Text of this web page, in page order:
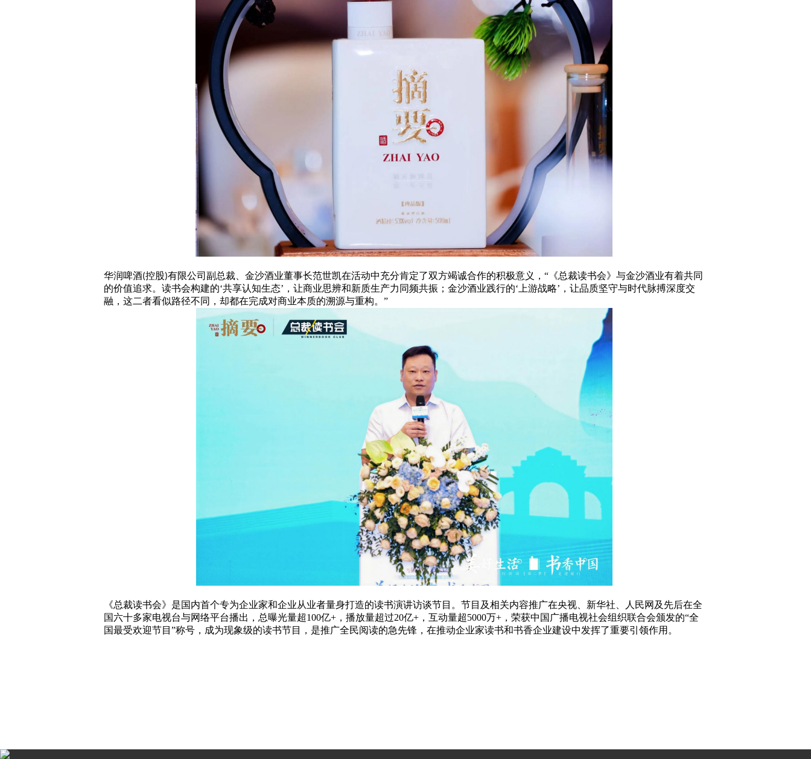
华润啤酒(控股)有限公司副总裁、金沙酒业董事长范世凯在活动中充分肯定了双方竭诚合作的积极意义， “ 《总裁读书会》与金沙酒业有着共同
的价值追求。 读书会构建的‘共享认知生态’，让商业思辨和新质生产力同频共振；金沙酒业践行的‘上游战略’，让品质坚守与时代脉搏深度交
融，这二者看似路径不同，却都在完成对商业本质的溯源与重构。 ”
《总裁读书会》是国内首个专为企业家和企业从业者量身打造的读书演讲访谈节目。 节目及相关内容推广在央视、新华社、人民网及先后在全
国六十多家电视台与网络平台播出，总曝光量超100亿+，播放量超过20亿+，互动量超5000万+，荣获中国广播电视社会组织联合会颁发的“全
国最受欢迎节目”称号，成为现象级的读书节目，是推广全民阅读的急先锋，在推动企业家读书和书香企业建设中发挥了重要引领作用。